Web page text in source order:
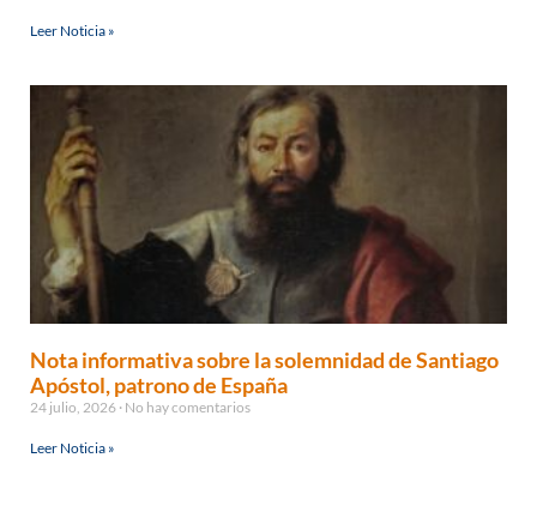
Leer Noticia »
Nota informativa sobre la solemnidad de Santiago
Apóstol, patrono de España
24 julio, 2026 No hay comentarios
Leer Noticia »